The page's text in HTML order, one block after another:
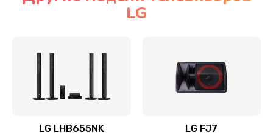
Ремонт механики привода
Ремонт / замена кнопок, клавиш, индикаторов,
LG
LG LHB655NK LG FJ7